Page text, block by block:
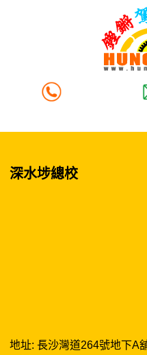
深水埗總校
地址: 長沙灣道264號地下A